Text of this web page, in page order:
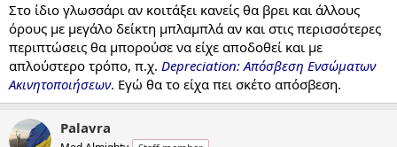
Στο ίδιο γλωσσάρι αν κοιτάξει κανείς θα βρει και άλλους
όρους με μεγάλο δείκτη μπλαμπλά αν και στις περισσότερες
περιπτώσεις θα μπορούσε να είχε αποδοθεί και με
απλούστερο τρόπο, π.χ. Depreciation: Απόσβεση Ενσώματων
Ακινητοποιήσεων. Εγώ θα το είχα πει σκέτο απόσβεση.
Palavra